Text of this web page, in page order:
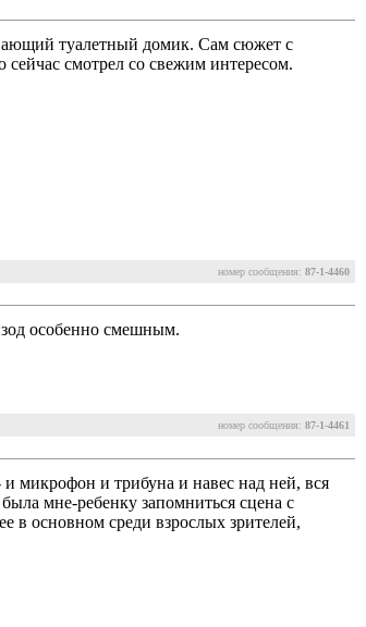
туалетный домик. Сам сюжет с
смотрел со свежим интересом.
номер сообщения: 87-1-4460
особенно смешным.
номер сообщения: 87-1-4461
микрофон и трибуна и навес над ней, вся
мне-ребенку запомниться сцена с
основном среди взрослых зрителей,